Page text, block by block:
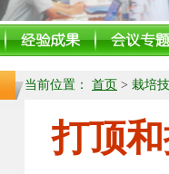
当前位置： 首页 > 栽培
打顶